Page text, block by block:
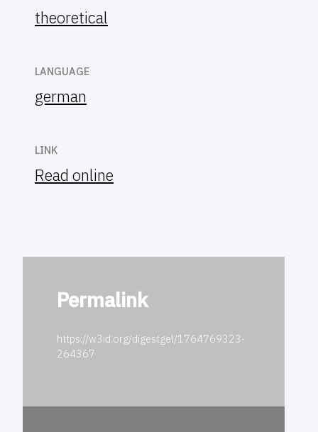
theoretical
LANGUAGE
german
LINK
Read online
Permalink
https://w3id.org/digestgel/1764769323-
264367